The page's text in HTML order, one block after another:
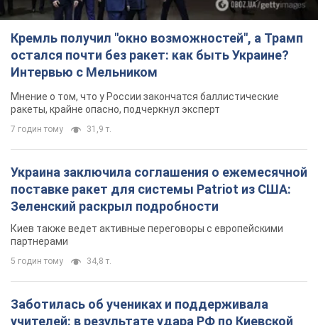
Кремль получил "окно возможностей", а Трамп
остался почти без ракет: как быть Украине?
Интервью с Мельником
Мнение о том, что у России закончатся баллистические
ракеты, крайне опасно, подчеркнул эксперт
7 годин тому 31,9 т.
Украина заключила соглашения о ежемесячной
поставке ракет для системы Patriot из США:
Зеленский раскрыл подробности
Киев также ведет активные переговоры с европейскими
партнерами
5 годин тому 34,8 т.
Заботилась об учениках и поддерживала
учителей: в результате удара РФ по Киевской